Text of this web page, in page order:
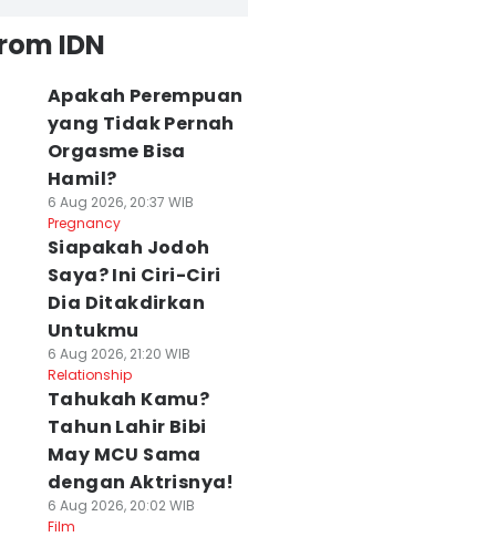
IDN
Apakah Perempuan
yang Tidak Pernah
Orgasme Bisa
Hamil?
6 Aug 2026, 20:37 WIB
Pregnancy
Siapakah Jodoh
Saya? Ini Ciri-Ciri
Dia Ditakdirkan
Untukmu
6 Aug 2026, 21:20 WIB
Relationship
Tahukah Kamu?
Tahun Lahir Bibi
May MCU Sama
dengan Aktrisnya!
6 Aug 2026, 20:02 WIB
Film